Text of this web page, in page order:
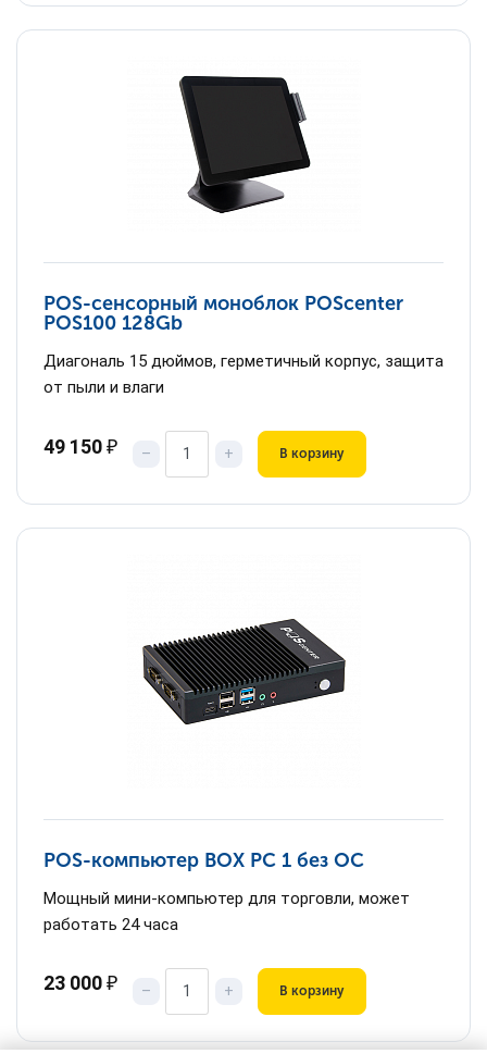
POS-сенсорный моноблок POScenter
POS100 128Gb
Диагональ 15 дюймов, герметичный корпус, защита
от пыли и влаги
49 150₽ – + В корзину
POS-компьютер BOX PC 1 без ОС
Мощный мини-компьютер для торговли, может
работать 24 часа
23 000₽ – + В корзину